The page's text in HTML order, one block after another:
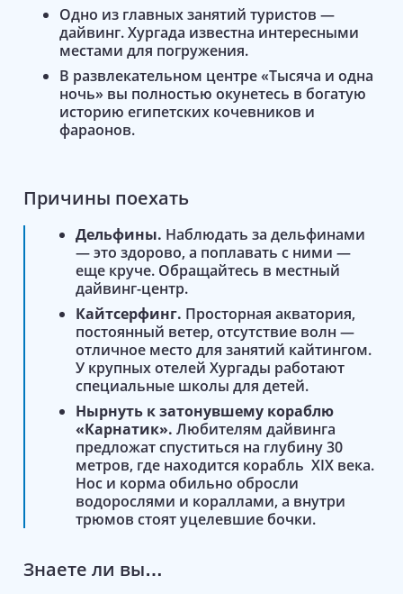
Одно из главных занятий туристов —
дайвинг. Хургада известна интересными
местами для погружения.
В развлекательном центре «Тысяча и одна
ночь» вы полностью окунетесь в богатую
историю египетских кочевников и
фараонов.
Причины поехать
Дельфины. Наблюдать за дельфинами
— это здорово, а поплавать с ними —
еще круче. Обращайтесь в местный
дайвинг-центр.
Кайтсерфинг. Просторная акватория,
постоянный ветер, отсутствие волн —
отличное место для занятий кайтингом.
У крупных отелей Хургады работают
специальные школы для детей.
Нырнуть к затонувшему кораблю
«Карнатик». Любителям дайвинга
предложат спуститься на глубину 30
метров, где находится корабль XIX века.
Нос и корма обильно обросли
водорослями и кораллами, а внутри
трюмов стоят уцелевшие бочки.
Знаете ли вы…